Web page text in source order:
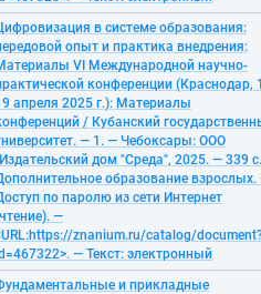
в системе образования:
опыт и практика внедрения:
VI Международной научно-
конференции (Краснодар,
апреля 2025 г.): Материалы
/ Кубанский
— 1. — Чебоксары: ООО
дом "Среда", 2025. — 339
образование взрослых.
по паролю из сети Интернет
—
znanium.ru/catalog/
— Текст: электронный
и прикладные